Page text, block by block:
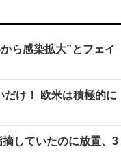
ら感染拡大”とフェイ
だけ！ 欧米は積極的に
摘していたのに放置、3